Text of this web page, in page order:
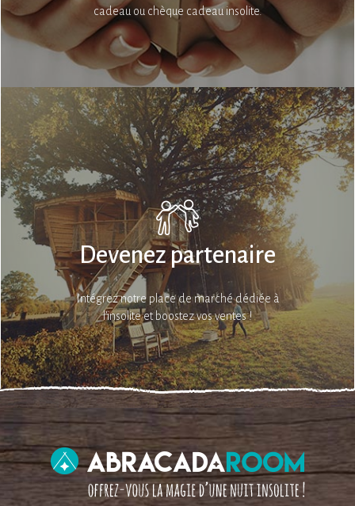
cadeau ou chèque cadeau insolite.
Devenez partenaire
Intégrez notre place de marché dédiée à
l’insolite et boostez vos ventes !